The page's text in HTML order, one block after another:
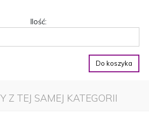
Ilość:
Do koszyka
Z TEJ SAMEJ KATEGORII